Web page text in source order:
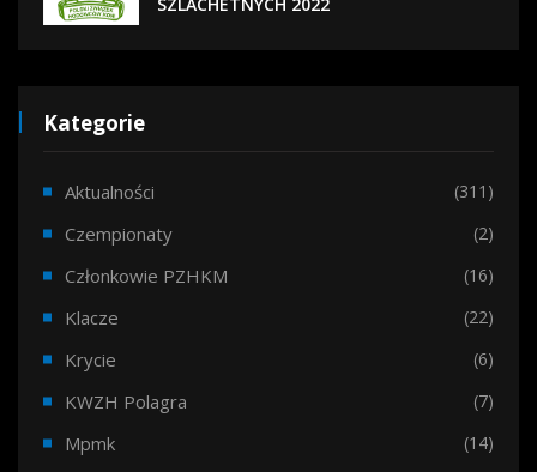
Kategorie
Aktualności (311)
Czempionaty (2)
Członkowie PZHKM (16)
Klacze (22)
Krycie (6)
KWZH Polagra (7)
Mpmk (14)